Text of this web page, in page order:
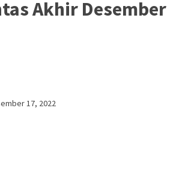
Akhir Desember
17, 2022